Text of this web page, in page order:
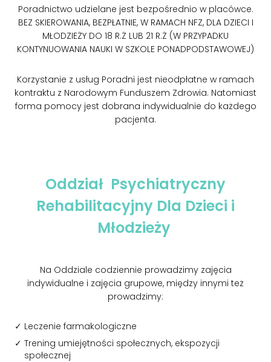
Poradnictwo udzielane jest bezpośrednio w placówce.
BEZ SKIEROWANIA, BEZPŁATNIE, W RAMACH NFZ, DLA DZIECI I
MŁODZIEŻY DO 18 R.Ż LUB 21 R.Ż (W PRZYPADKU
KONTYNUOWANIA NAUKI W SZKOLE PONADPODSTAWOWEJ)
Korzystanie z usług Poradni jest nieodpłatne w ramach
kontraktu z Narodowym Funduszem Zdrowia. Natomiast
forma pomocy jest dobrana indywidualnie do każdego
pacjenta.
Oddział Psychiatryczny
Rehabilitacyjny Dla Dzieci i
Młodzieży
Na Oddziale codziennie prowadzimy zajęcia
indywidualne i zajęcia grupowe, między innymi też
prowadzimy:
Leczenie farmakologiczne
Trening umiejętności społecznych, ekspozycji
społecznej